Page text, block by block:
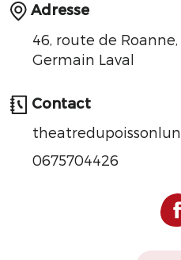
Adresse
46, route de
Germain Laval
Contact
0675704426